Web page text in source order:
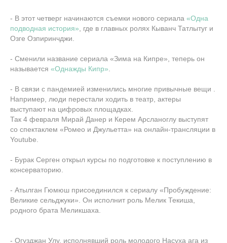
- В этот четверг начинаются съемки нового сериала «Одна
подводная история», где в главных ролях Кыванч Татлытуг и
Озге Озпиринчджи.
- Сменили название сериала «Зима на Кипре», теперь он
называется «Однажды Кипр».
- В связи с пандемией изменились многие привычные вещи .
Например, люди перестали ходить в театр, актеры
выступают на цифровых площадках.
Так 4 февраля Мирай Данер и Керем Арсланоглу выступят
со спектаклем «Ромео и Джульетта» на онлайн-трансляции в
Youtube.
- Бурак Серген открыл курсы по подготовке к поступлению в
консерваторию.
- Атылган Гюмюш присоединился к сериалу «Пробуждение:
Великие сельджуки». Он исполнит роль Мелик Текиша,
родного брата Меликшаха.
- Огузджан Улу, исполнявший роль молодого Насуха ага из